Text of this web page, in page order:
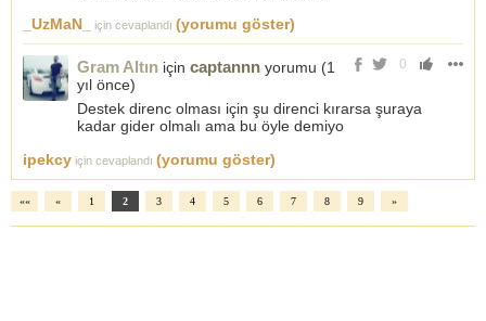
_UzMaN_
için cevaplandı (yorumu göster)
0
Gram Altın için captannn yorumu (1
yıl önce)
Destek direnc olması için şu direnci kırarsa şuraya
kadar gider olmalı ama bu öyle demiyo
ipekcy için cevaplandı (yorumu göster)
«« « 1 2 3 4 5 6 7 8 9 »